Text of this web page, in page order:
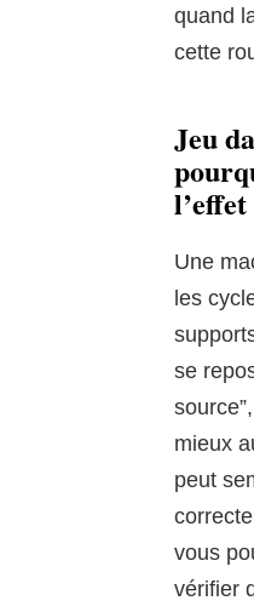
quand
cette
Jeu
Une
les
se
mieux
peut
vous
vérifier